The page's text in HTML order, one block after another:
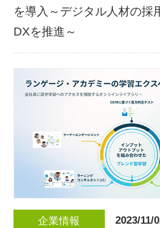
を導入～デジタル人材の採
DXを推進～
企業情報 2023/11/